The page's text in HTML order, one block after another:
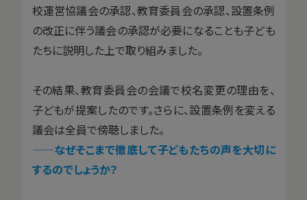
校運営協議会の承認、教育委員会の承認、設置条例
の改正に伴う議会の承認が必要になることも子ども
たちに説明した上で取り組みました。
その結果、教育委員会の会議で校名変更の理由を、
子どもが提案したのです。さらに、設置条例を変える
議会は全員で傍聴しました。
——なぜそこまで徹底して子どもたちの声を大切に
するのでしょうか？